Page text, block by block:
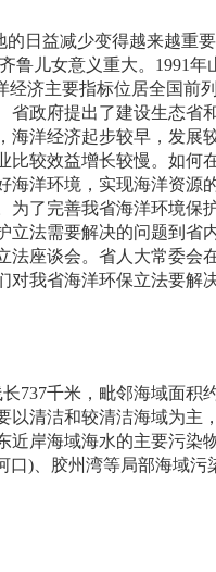
日益减少变得越来越重
鲁儿女意义重大。 1991年
济主要指标位居全国前
省政府提出了建设生态省
洋经济起步较早，发展
较效益增长较慢。如何
洋环境，实现海洋资源
了完善我省海洋环境保
法需要解决的问题到省
座谈会。省人大常委会
我省海洋环保立法要解
737千米 ，毗邻海域面积
以清洁和较清洁海域为主
岸海域海水的主要污染
口) 、胶州湾等局部海域